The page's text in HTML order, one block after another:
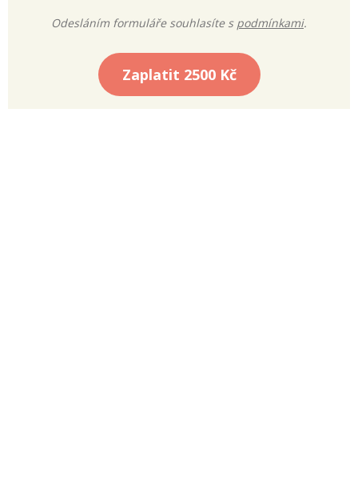
Odesláním formuláře souhlasíte s podmínkami.
Zaplatit 2500 Kč